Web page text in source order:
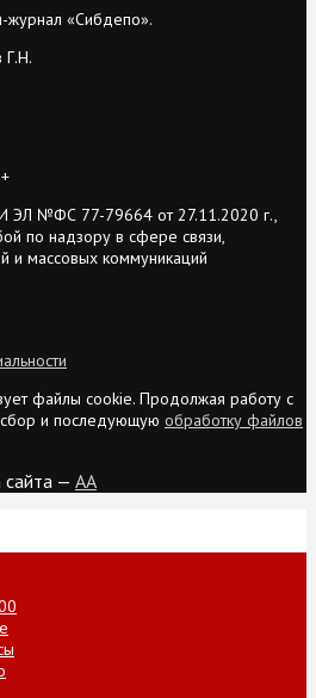
«Сибдепо».
Г.Н.
ЭЛ №ФС 77-79664 от 27.11.2020 г.,
по надзору в сфере связи,
и массовых коммуникаций
файлы cookie. Продолжая работу с
сбор и последующую обработку файлов
— AA